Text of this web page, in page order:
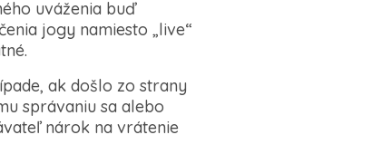
uváženia buď
jogy namiesto „live“
ak došlo zo strany
správaniu sa alebo
nárok na vrátenie